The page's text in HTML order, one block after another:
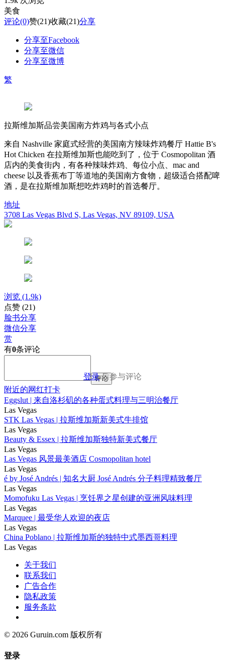
美食
评论(0)赞(21)收藏(21)分享
分享至Facebook
分享至微信
分享至微博
繁
拉斯维加斯品尝美国南方炸鸡与各式小点
来自 Nashville 家庭式经营的美国南方辣味炸鸡餐厅 Hattie B's
Hot Chicken 在拉斯维加斯也能吃到了，位于 Cosmopolitan 酒
店内的美食街内，有各种辣味炸鸡、每位小点、mac and
cheese 以及香蕉布丁等道地的美国南方食物，超级适合搭配啤
酒，是在拉斯维加斯想吃炸鸡时的首选餐厅。
地址
3708 Las Vegas Blvd S, Las Vegas, NV 89109, USA
浏览 (1.9k)
点赞 (21)
脸书分享
微信分享
赏
有0条评论
登录后参与评论
评论
附近的网红打卡
Eggslut | 来自洛杉矶的各种蛋式料理与三明治餐厅
Las Vegas
STK Las Vegas | 拉斯维加斯新美式牛排馆
Las Vegas
Beauty & Essex | 拉斯维加斯独特新美式餐厅
Las Vegas
Las Vegas 风景最美酒店 Cosmopolitan hotel
Las Vegas
é by José Andrés | 知名大厨 José Andrés 分子料理精致餐厅
Las Vegas
Momofuku Las Vegas | 烹饪界之星创建的亚洲风味料理
Las Vegas
Marquee | 最受华人欢迎的夜店
Las Vegas
China Poblano | 拉斯维加斯的独特中式墨西哥料理
Las Vegas
关于我们
联系我们
广告合作
隐私政策
服务条款
© 2026 Guruin.com 版权所有
登录